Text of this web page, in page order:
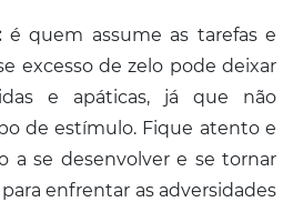
é quem assume as tarefas e
excesso de zelo pode deixar
e apáticas, já que não
de estímulo. Fique atento e
a se desenvolver e se tornar
enfrentar as adversidades